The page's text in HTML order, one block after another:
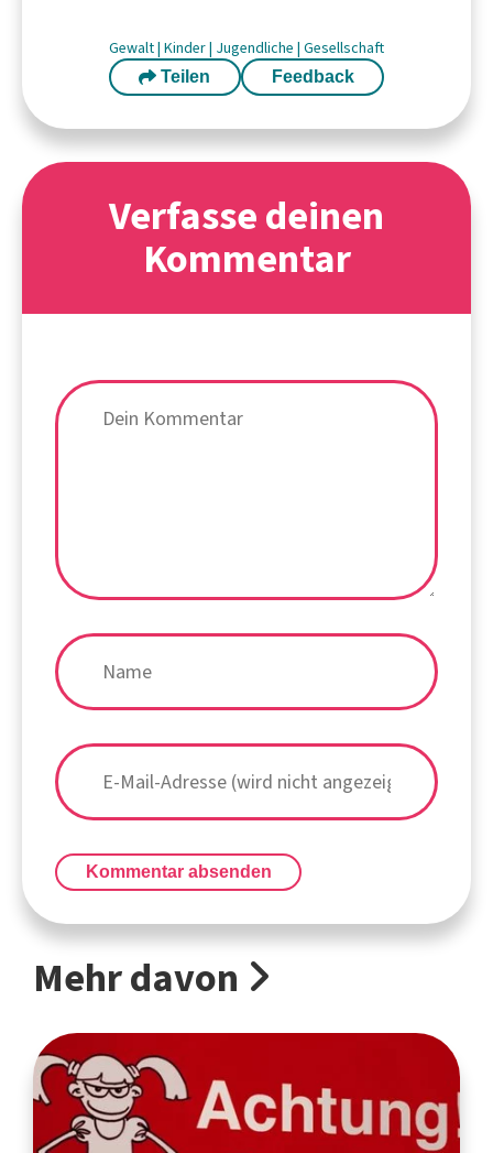
Gewalt| Kinder| Jugendliche | Gesellschaft
Teilen Feedback
Verfasse deinen
Kommentar
Kommentar absenden
Mehr davon